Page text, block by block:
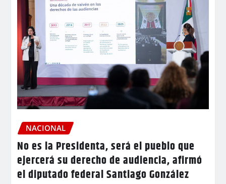
NACIONAL
No es la Presidenta, será el pueblo que
ejercerá su derecho de audiencia, afirmó
el diputado federal Santiago González